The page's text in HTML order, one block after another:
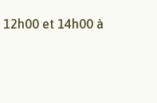
et 14h00 à